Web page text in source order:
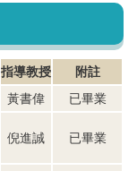
指導教授
附註
黃書偉 已畢業
倪進誠 已畢業